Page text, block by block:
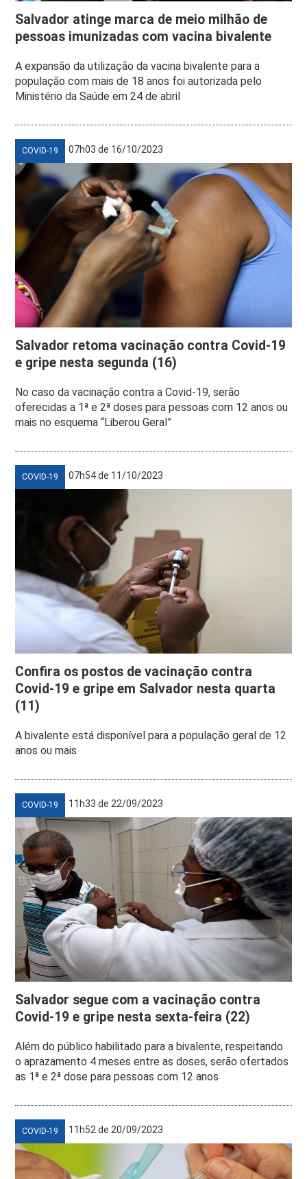
Salvador atinge marca de meio milhão de
pessoas imunizadas com vacina bivalente
A expansão da utilização da vacina bivalente para a
população com mais de 18 anos foi autorizada pelo
Ministério da Saúde em 24 de abril
COVID-19 07h03 de 16/10/2023
Salvador retoma vacinação contra Covid-19
e gripe nesta segunda (16)
No caso da vacinação contra a Covid-19, serão
oferecidas a 1ª e 2ª doses para pessoas com 12 anos ou
mais no esquema “Liberou Geral”
COVID-19 07h54 de 11/10/2023
Confira os postos de vacinação contra
Covid-19 e gripe em Salvador nesta quarta
(11)
A bivalente está disponível para a população geral de 12
anos ou mais
COVID-19 11h33 de 22/09/2023
Salvador segue com a vacinação contra
Covid-19 e gripe nesta sexta-feira (22)
Além do público habilitado para a bivalente, respeitando
o aprazamento 4 meses entre as doses, serão ofertados
as 1ª e 2ª dose para pessoas com 12 anos
COVID-19 11h52 de 20/09/2023